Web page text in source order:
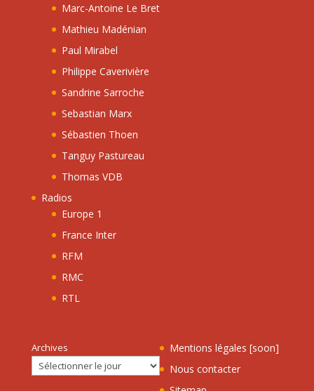
Marc-Antoine Le Bret
Mathieu Madénian
Paul Mirabel
Philippe Caverivière
Sandrine Sarroche
Sebastian Marx
Sébastien Thoen
Tanguy Pastureau
Thomas VDB
Radios
Europe 1
France Inter
RFM
RMC
RTL
Archives
Mentions légales [soon]
Nous contacter